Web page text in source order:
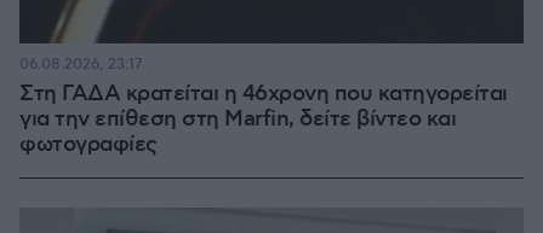
Στη ΓΑΔΑ κρατείται η 46χρονη που κατηγορείται
για την επίθεση στη Marfin, δείτε βίντεο και
φωτογραφίες
06.08.2026, 23:17